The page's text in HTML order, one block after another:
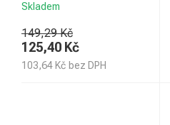
Skladem
149,29 Kč
125,40 Kč
103,64 Kč bez DPH